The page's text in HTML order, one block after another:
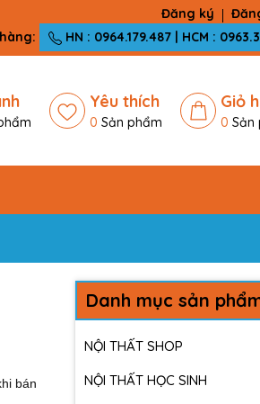
Đăng ký
HN : 0964.179.487 | HCM :
Yêu thích
0 Sản phẩm
Giỏ
0 Sản
bán
Danh mục sản
NỘI THẤT SHOP
NỘI THẤT HỌC SINH